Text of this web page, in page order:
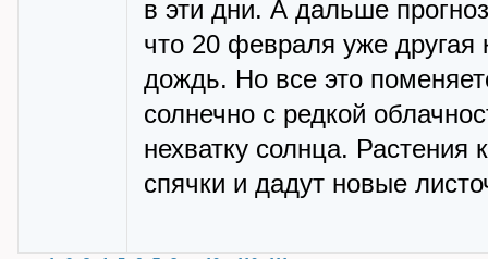
в эти дни. А дальше
что 20 февраля уже другая
дождь. Но все это
солнечно с редкой
нехватку солнца.
спячки и дадут новые